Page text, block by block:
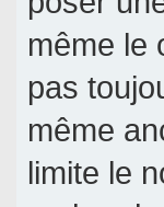
même le
pas
même
limite le